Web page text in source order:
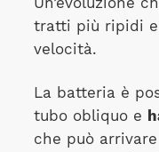
tratti più ripidi e
velocità.
La batteria è
tubo obliquo e
che può